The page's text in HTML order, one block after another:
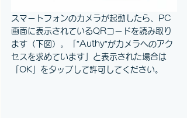
スマートフォンのカメラが起動したら、PC
画面に表示されているQRコードを読み取り
ます（下図）。「”Authy”がカメラへのアク
セスを求めています」と表示された場合は
「OK」をタップして許可してください。